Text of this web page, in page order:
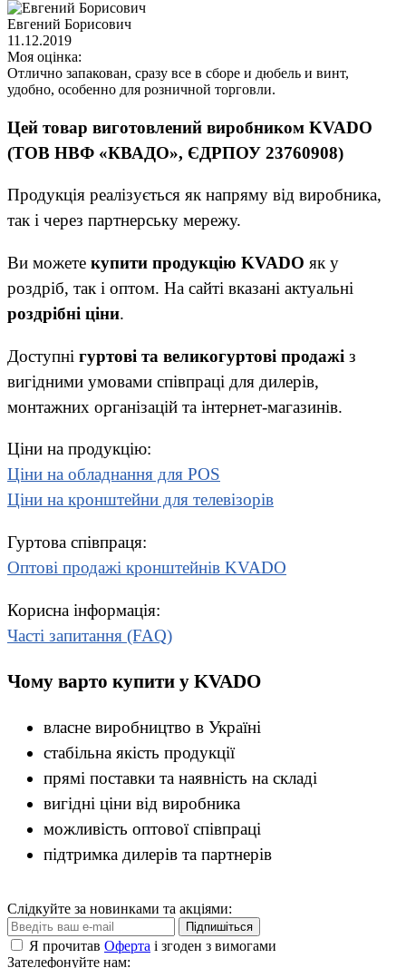
Евгений Борисович
11.12.2019
Моя оцінка:
Отлично запакован, сразу все в сборе и дюбель и винт,
удобно, особенно для розничной торговли.
Цей товар виготовлений виробником KVADO
(ТОВ НВФ «КВАДО», ЄДРПОУ 23760908)
Продукція реалізується як напряму від виробника,
так і через партнерську мережу.
Ви можете купити продукцію KVADO як у
роздріб, так і оптом. На сайті вказані актуальні
роздрібні ціни.
Доступні гуртові та великогуртові продажі з
вигідними умовами співпраці для дилерів,
монтажних організацій та інтернет-магазинів.
Ціни на продукцію:
Ціни на обладнання для POS
Ціни на кронштейни для телевізорів
Гуртова співпраця:
Оптові продажі кронштейнів KVADO
Корисна інформація:
Часті запитання (FAQ)
Чому варто купити у KVADO
власне виробництво в Україні
стабільна якість продукції
прямі поставки та наявність на складі
вигідні ціни від виробника
можливість оптової співпраці
підтримка дилерів та партнерів
Слідкуйте за новинками та акціями:
Підпишіться
Я прочитав Оферта і згоден з вимогами
Зателефонуйте нам: